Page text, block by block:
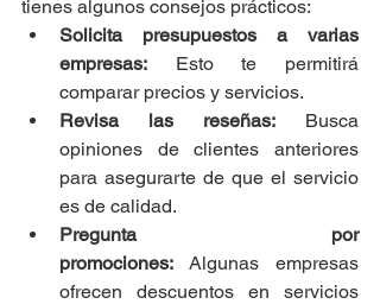
tienes algunos consejos prácticos:
Solicita presupuestos a varias
empresas: Esto te permitirá
comparar precios y servicios.
Revisa las reseñas: Busca
opiniones de clientes anteriores
para asegurarte de que el servicio
es de calidad.
Pregunta por
promociones: Algunas empresas
ofrecen descuentos en servicios